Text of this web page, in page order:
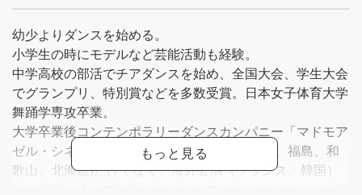
幼少よりダンスを始める。
小学生の時にモデルなど芸能活動も経験。
中学高校の部活でチアダンスを始め、全国大会、学生大会
でグランプリ、特別賞などを多数受賞。日本女子体育大学
舞踊学専攻卒業。
大学卒業後コンテンポラリーダンスカンパニー「マドモア
ゼル・シネマ」に所属。国内公演(東京、山口、福島、和
歌山、北海道)だけでなく、海外公演（フランス、韓国）